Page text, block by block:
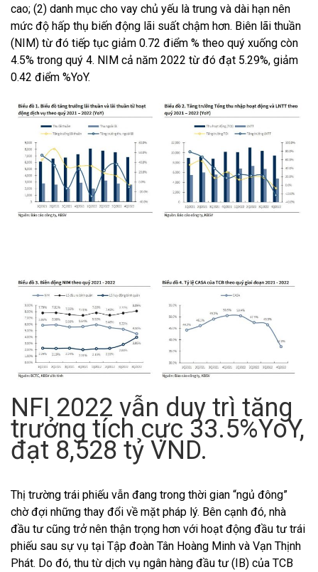
cao; (2) danh mục cho vay chủ yếu là trung và dài hạn nên
mức độ hấp thụ biến động lãi suất chậm hơn. Biên lãi thuần
(NIM) từ đó tiếp tục giảm 0.72 điểm % theo quý xuống còn
4.5% trong quý 4. NIM cả năm 2022 từ đó đạt 5.29%, giảm
0.42 điểm %YoY.
NFI 2022 vẫn duy trì tăng
trưởng tích cực 33.5%YoY,
đạt 8,528 tỷ VND.
Thị trường trái phiếu vẫn đang trong thời gian “ngủ đông”
chờ đợi những thay đổi về mặt pháp lý. Bên cạnh đó, nhà
đầu tư cũng trở nên thận trọng hơn với hoạt động đầu tư trái
phiếu sau sự vụ tại Tập đoàn Tân Hoàng Minh và Vạn Thịnh
Phát. Do đó, thu từ dịch vụ ngân hàng đầu tư (IB) của TCB